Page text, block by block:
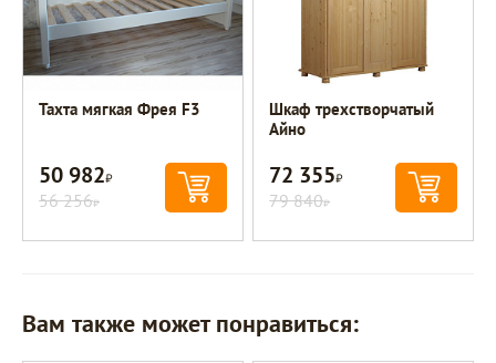
Тахта мягкая Фрея F3
50 982Р
56 256Р
Шкаф трехстворчатый
Айно
72 355Р
79 840Р
Вам также может понравиться: